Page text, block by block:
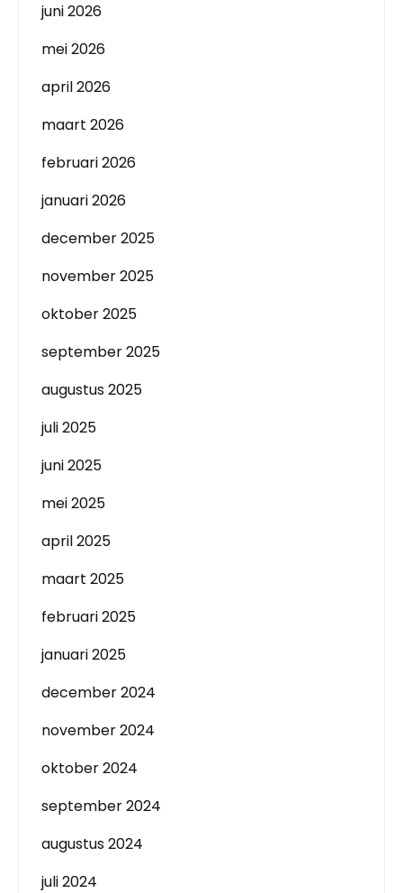
juni 2026
mei 2026
april 2026
maart 2026
februari 2026
januari 2026
december 2025
november 2025
oktober 2025
september 2025
augustus 2025
juli 2025
juni 2025
mei 2025
april 2025
maart 2025
februari 2025
januari 2025
december 2024
november 2024
oktober 2024
september 2024
augustus 2024
juli 2024